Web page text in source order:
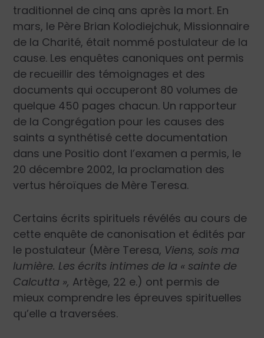
traditionnel de cinq ans après la mort. En
mars, le Père Brian Kolodiejchuk, Missionnaire
de la Charité, était nommé postulateur de la
cause. Les enquêtes canoniques ont permis
de recueillir des témoignages et des
documents qui occuperont 80 volumes de
quelque 450 pages chacun. Un rapporteur
de la Congrégation pour les causes des
saints a synthétisé cette documentation
dans une Positio dont l’examen a permis, le
20 décembre 2002, la proclamation des
vertus héroïques de Mère Teresa.
Certains écrits spirituels révélés au cours de
cette enquête de canonisation et édités par
le postulateur (Mère Teresa, Viens, sois ma
lumière. Les écrits intimes de la « sainte de
Calcutta », Artège, 22 e.) ont permis de
mieux comprendre les épreuves spirituelles
qu’elle a traversées.